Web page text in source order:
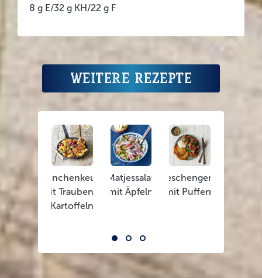
8 g E/32 g KH/22 g F
Weitere Rezepte
Hähnchenkeulen
mit Trauben &
Kartoffeln
Matjessalat
mit Äpfeln
Radieschengemüse
mit Puffern